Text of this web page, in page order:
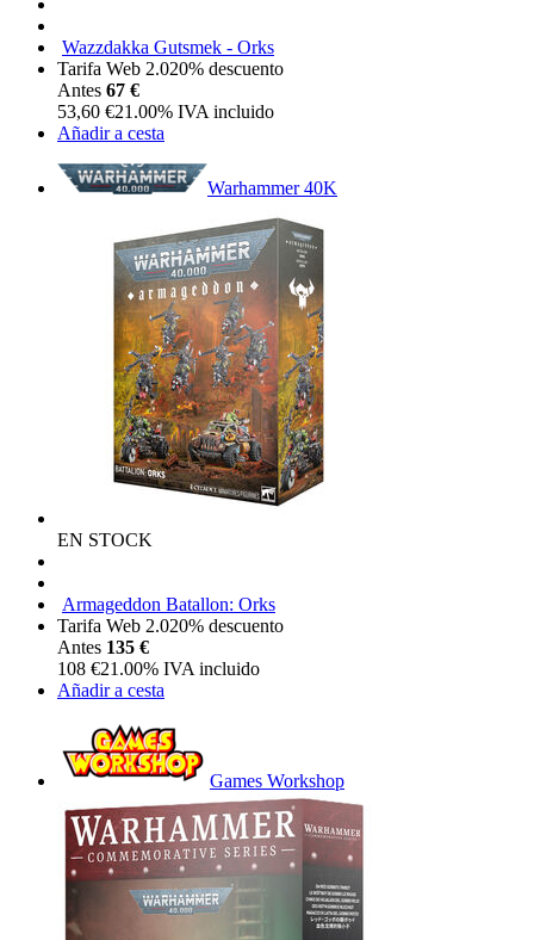
Wazzdakka Gutsmek - Orks
Tarifa Web 2.020% descuento
Antes 67 €
53,60 €21.00% IVA incluido
Añadir a cesta
Warhammer 40K
EN STOCK
Armageddon Batallon: Orks
Tarifa Web 2.020% descuento
Antes 135 €
108 €21.00% IVA incluido
Añadir a cesta
Games Workshop